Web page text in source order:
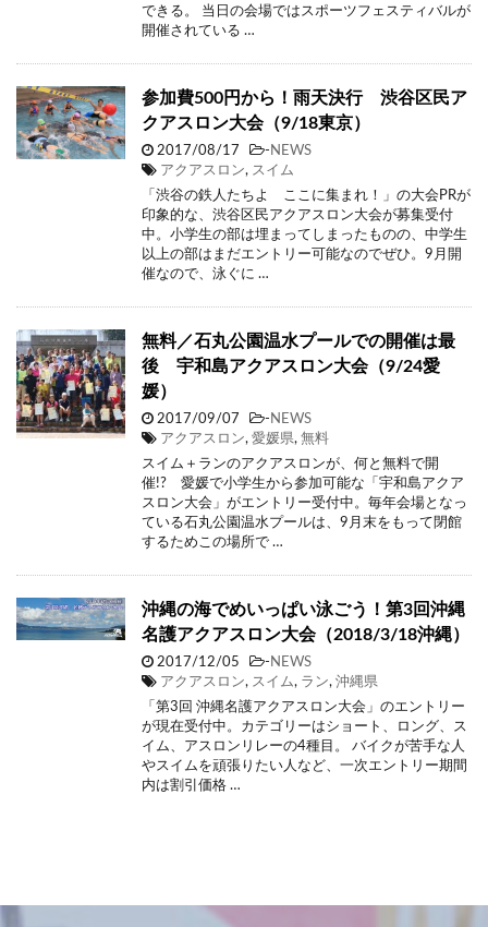
できる。 当日の会場ではスポーツフェスティバルが
開催されている …
参加費500円から！雨天決行 渋谷区民ア
クアスロン大会（9/18東京）
2017/08/17 - NEWS
アクアスロン, スイム
「渋谷の鉄人たちよ ここに集まれ！」の大会PRが
印象的な、渋谷区民アクアスロン大会が募集受付
中。小学生の部は埋まってしまったものの、中学生
以上の部はまだエントリー可能なのでぜひ。9月開
催なので、泳ぐに …
無料／石丸公園温水プールでの開催は最
後 宇和島アクアスロン大会（9/24愛
媛）
2017/09/07 - NEWS
アクアスロン, 愛媛県, 無料
スイム＋ランのアクアスロンが、何と無料で開
催!? 愛媛で小学生から参加可能な「宇和島アクア
スロン大会」がエントリー受付中。毎年会場となっ
ている石丸公園温水プールは、9月末をもって閉館
するためこの場所で …
沖縄の海でめいっぱい泳ごう！第3回沖縄
名護アクアスロン大会（2018/3/18沖縄）
2017/12/05 - NEWS
アクアスロン, スイム, ラン, 沖縄県
「第3回 沖縄名護アクアスロン大会」のエントリー
が現在受付中。カテゴリーはショート、ロング、ス
イム、アスロンリレーの4種目。 バイクが苦手な人
やスイムを頑張りたい人など、一次エントリー期間
内は割引価格 …